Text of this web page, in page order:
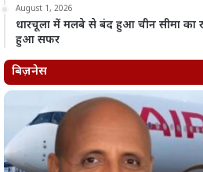
August 1, 2026
धारचूला में मलबे से बंद हुआ चीन सीमा का
हुआ सफर
बिज़नेस